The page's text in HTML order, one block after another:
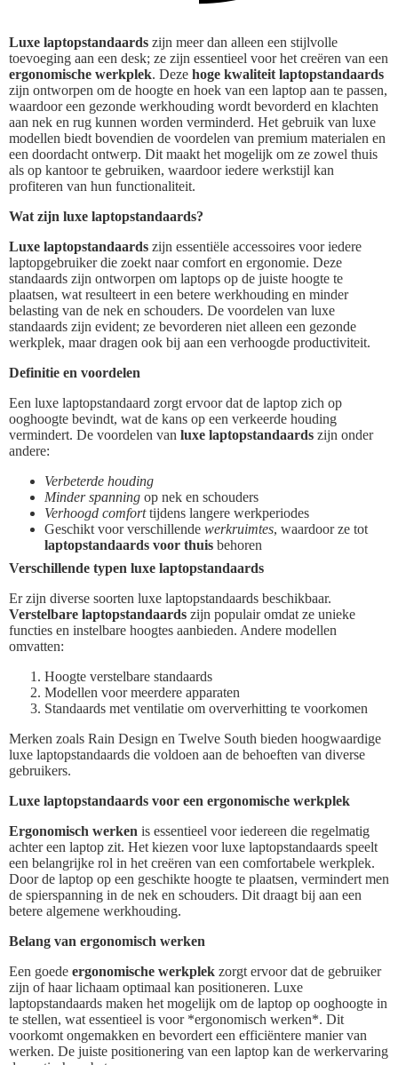
Luxe laptopstandaards zijn meer dan alleen een stijlvolle
toevoeging aan een desk; ze zijn essentieel voor het creëren van een
ergonomische werkplek. Deze hoge kwaliteit laptopstandaards
zijn ontworpen om de hoogte en hoek van een laptop aan te passen,
waardoor een gezonde werkhouding wordt bevorderd en klachten
aan nek en rug kunnen worden verminderd. Het gebruik van luxe
modellen biedt bovendien de voordelen van premium materialen en
een doordacht ontwerp. Dit maakt het mogelijk om ze zowel thuis
als op kantoor te gebruiken, waardoor iedere werkstijl kan
profiteren van hun functionaliteit.
Wat zijn luxe laptopstandaards?
Luxe laptopstandaards zijn essentiële accessoires voor iedere
laptopgebruiker die zoekt naar comfort en ergonomie. Deze
standaards zijn ontworpen om laptops op de juiste hoogte te
plaatsen, wat resulteert in een betere werkhouding en minder
belasting van de nek en schouders. De voordelen van luxe
standaards zijn evident; ze bevorderen niet alleen een gezonde
werkplek, maar dragen ook bij aan een verhoogde productiviteit.
Definitie en voordelen
Een luxe laptopstandaard zorgt ervoor dat de laptop zich op
ooghoogte bevindt, wat de kans op een verkeerde houding
vermindert. De voordelen van luxe laptopstandaards zijn onder
andere:
Verbeterde houding
Minder spanning op nek en schouders
Verhoogd comforttijdens langere werkperiodes
Geschikt voor verschillende werkruimtes, waardoor ze tot
laptopstandaards voor thuis behoren
Verschillende typen luxe laptopstandaards
Er zijn diverse soorten luxe laptopstandaards beschikbaar.
Verstelbare laptopstandaards zijn populair omdat ze unieke
functies en instelbare hoogtes aanbieden. Andere modellen
omvatten:
Hoogte verstelbare standaards
Modellen voor meerdere apparaten
Standaards met ventilatie om oververhitting te voorkomen
Merken zoals Rain Design en Twelve South bieden hoogwaardige
luxe laptopstandaards die voldoen aan de behoeften van diverse
gebruikers.
Luxe laptopstandaards voor een ergonomische werkplek
Ergonomisch werken is essentieel voor iedereen die regelmatig
achter een laptop zit. Het kiezen voor luxe laptopstandaards speelt
een belangrijke rol in het creëren van een comfortabele werkplek.
Door de laptop op een geschikte hoogte te plaatsen, vermindert men
de spierspanning in de nek en schouders. Dit draagt bij aan een
betere algemene werkhouding.
Belang van ergonomisch werken
Een goede ergonomische werkplek zorgt ervoor dat de gebruiker
zijn of haar lichaam optimaal kan positioneren. Luxe
laptopstandaards maken het mogelijk om de laptop op ooghoogte in
te stellen, wat essentieel is voor *ergonomisch werken*. Dit
voorkomt ongemakken en bevordert een efficiëntere manier van
werken. De juiste positionering van een laptop kan de werkervaring